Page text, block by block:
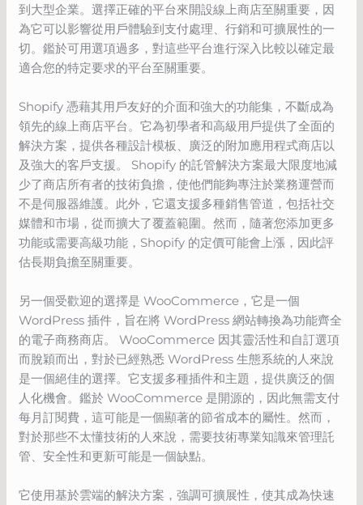
到大型企業。選擇正確的平台來開設線上商店至關重要，因
為它可以影響從用戶體驗到支付處理、行銷和可擴展性的一
切。鑑於可用選項過多，對這些平台進行深入比較以確定最
適合您的特定要求的平台至關重要。
Shopify 憑藉其用戶友好的介面和強大的功能集，不斷成為
領先的線上商店平台。它為初學者和高級用戶提供了全面的
解決方案，提供各種設計模板、廣泛的附加應用程式商店以
及強大的客戶支援。 Shopify 的託管解決方案最大限度地減
少了商店所有者的技術負擔，使他們能夠專注於業務運營而
不是伺服器維護。此外，它還支援多種銷售管道，包括社交
媒體和市場，從而擴大了覆蓋範圍。然而，隨著您添加更多
功能或需要高級功能，Shopify 的定價可能會上漲，因此評
估長期負擔至關重要。
另一個受歡迎的選擇是 WooCommerce，它是一個
WordPress 插件，旨在將 WordPress 網站轉換為功能齊全
的電子商務商店。 WooCommerce 因其靈活性和自訂選項
而脫穎而出，對於已經熟悉 WordPress 生態系統的人來說
是一個絕佳的選擇。它支援多種插件和主題，提供廣泛的個
人化機會。鑑於 WooCommerce 是開源的，因此無需支付
每月訂閱費，這可能是一個顯著的節省成本的屬性。然而，
對於那些不太懂技術的人來說，需要技術專業知識來管理託
管、安全性和更新可能是一個缺點。
它使用基於雲端的解決方案，強調可擴展性，使其成為快速